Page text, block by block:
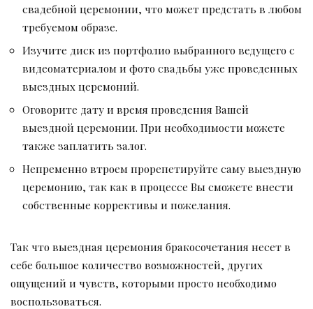
свадебной церемонии, что может предстать в любом
требуемом образе.
Изучите диск из портфолио выбранного ведущего с
видеоматериалом и фото свадьбы уже проведенных
выездных церемоний.
Оговорите дату и время проведения Вашей
выездной церемонии. При необходимости можете
также заплатить залог.
Непременно втроем прорепетируйте саму выездную
церемонию, так как в процессе Вы сможете внести
собственные коррективы и пожелания.
Так что выездная церемония бракосочетания несет в
себе большое количество возможностей, других
ощущений и чувств, которыми просто необходимо
воспользоваться.